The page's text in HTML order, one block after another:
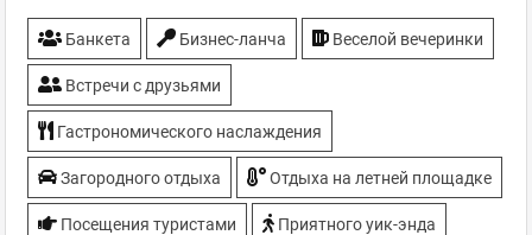
Детское меню
Еда на вынос
Зонирование
Кальян
Караоке
Летняя площадка
Танцпол
Банкета Бизнес-ланча Веселой вечеринки
Встречи с друзьями
Гастрономического наслаждения
Загородного отдыха Отдыха на летней площадке
Посещения туристами Приятного уик-энда